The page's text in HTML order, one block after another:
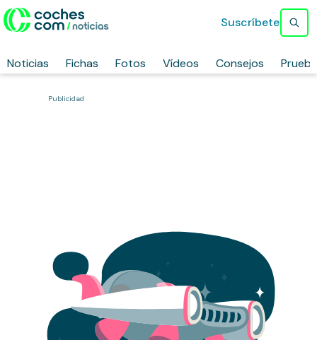
Noticias Fichas Fotos Vídeos Consejos
Suscríbete
Publicidad